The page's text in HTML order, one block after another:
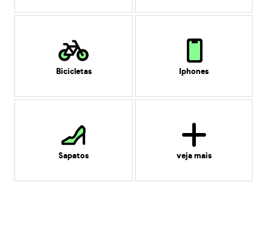
Bicicletas Iphones
Sapatos veja mais